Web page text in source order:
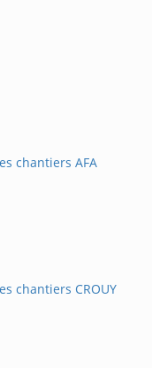
chantiers AFA
chantiers CROUY